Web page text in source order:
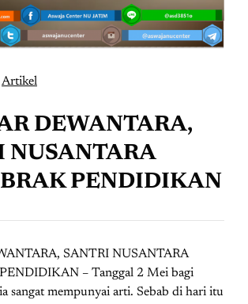
Artikel
DEWANTARA,
NUSANTARA
PENDIDIKAN
SANTRI NUSANTARA
– Tanggal 2 Mei bagi
sangat mempunyai arti. Sebab di hari itu